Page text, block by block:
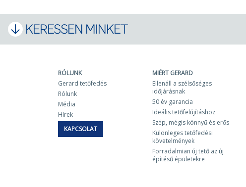
KERESSEN MINKET
RÓLUNK
Gerard tetőfedés
Rólunk
Média
Hírek
KAPCSOLAT
MIÉRT GERARD
Ellenáll a szélsőséges
időjárásnak
50 év garancia
Ideális tetőfelújításhoz
Szép, mégis könnyű és erős
Különleges tetőfedési
követelmények
Forradalmian új tető az új
építésű épületekre